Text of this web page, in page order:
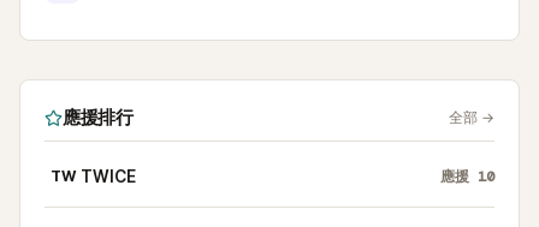
應援排行 全部 →
TW TWICE 應援 10